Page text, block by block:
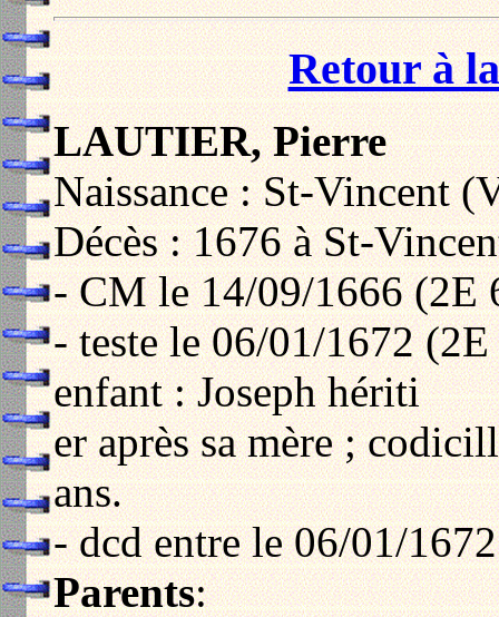
Retour à
LAUTIER, Pierre
Naissance : St-Vincent
Décès : 1676 à St-
- CM le 14/09/1666 (2E
- teste le 06/01/1672
enfant : Joseph hériti
er après sa mère ;
ans.
- dcd entre le 06/01/
Parents: